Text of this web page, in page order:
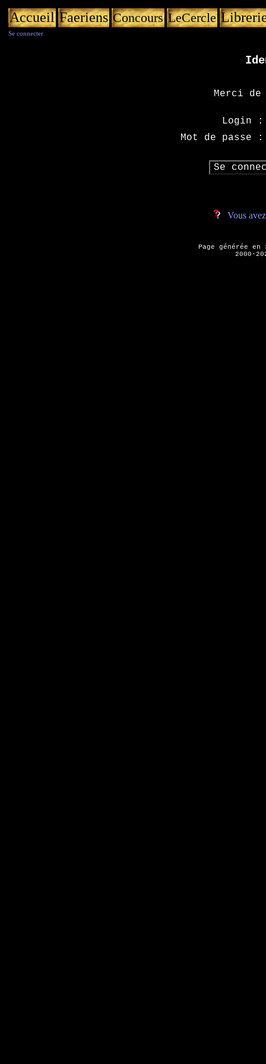
Accueil Faeriens Concours LeCercle
Se connecter
Merci
Login :
Mot de passe :
Vous
Page générée
2000-